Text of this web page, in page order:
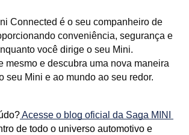
Connected é o seu companheiro de
conveniência, segurança e
você dirige o seu Mini.
mesmo e descubra uma nova maneira
seu Mini e ao mundo ao seu redor.
de todo o universo automotivo e